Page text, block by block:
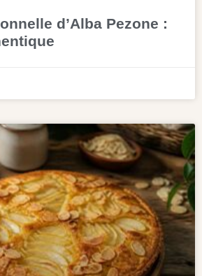
d’Alba Pezone :